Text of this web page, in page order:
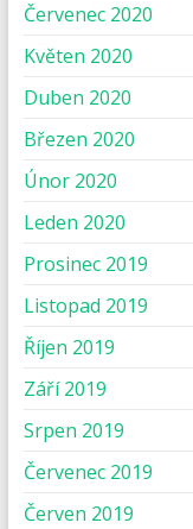
Červenec 2020
Květen 2020
Duben 2020
Březen 2020
Únor 2020
Leden 2020
Prosinec 2019
Listopad 2019
Říjen 2019
Září 2019
Srpen 2019
Červenec 2019
Červen 2019